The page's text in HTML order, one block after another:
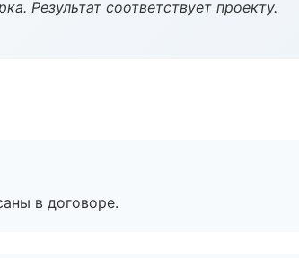
Результат соответствует проекту.
в договоре.